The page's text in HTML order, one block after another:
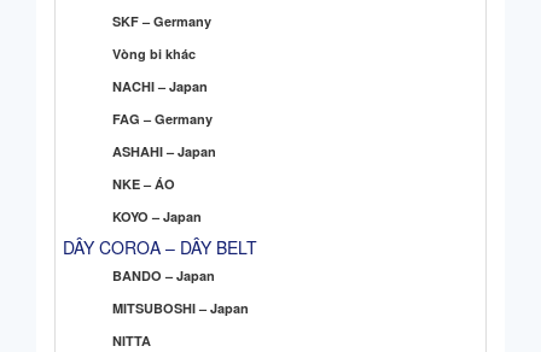
SKF – Germany
Vòng bi khác
NACHI – Japan
FAG – Germany
ASHAHI – Japan
NKE – ÁO
KOYO – Japan
DÂY COROA – DÂY BELT
BANDO – Japan
MITSUBOSHI – Japan
NITTA